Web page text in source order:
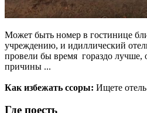
Может быть номер в гостинице
учреждению, и идиллический
провели бы время гораздо лучше,
причины ...
Как избежать ссоры: Ищете
Где поесть